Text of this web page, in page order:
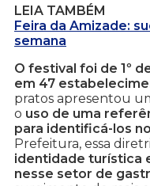
LEIA TAMBÉM
Feira da Amizade:
semana
O festival foi de 1º
em 47
pratos apresentou
o uso de uma
para identificá-los
Prefeitura, essa
identidade turística
nesse setor de